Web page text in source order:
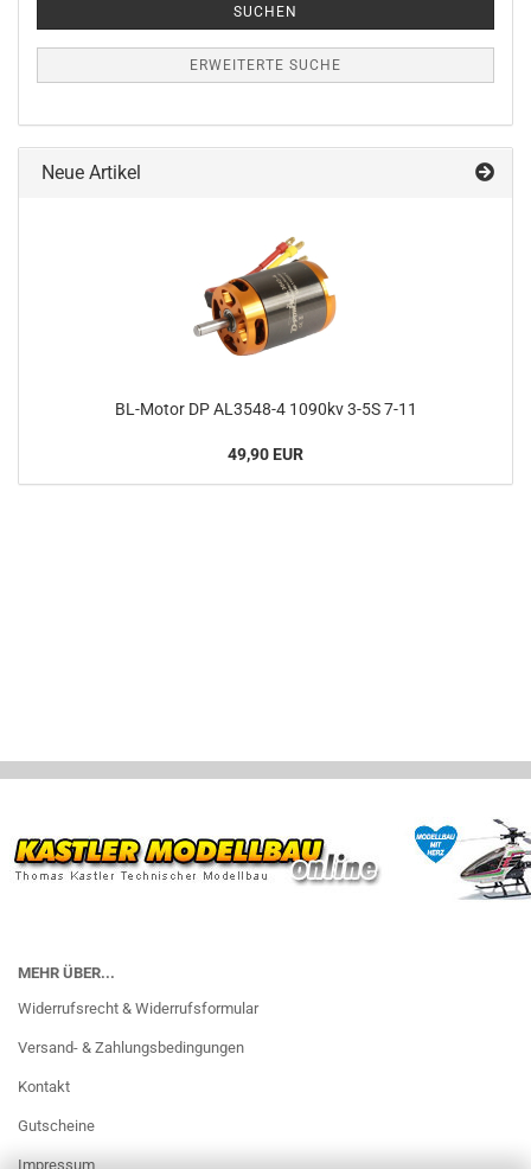
SUCHEN
ERWEITERTE SUCHE
Neue Artikel
BL-Motor DP AL3548-4 1090kv 3-5S 7-11
49,90 EUR
MEHR ÜBER...
Widerrufsrecht & Widerrufsformular
Versand- & Zahlungsbedingungen
Kontakt
Gutscheine
Impressum